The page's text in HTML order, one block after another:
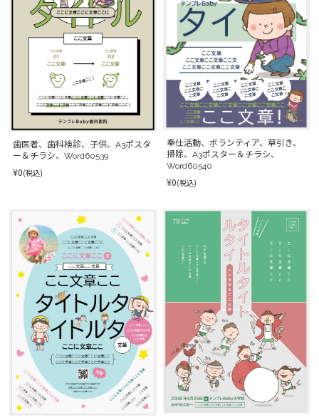
歯医者、歯科検診、子供、A3ポスタ
ー＆チラシ、Word60539
¥0(税込)
奉仕活動、ボランティア、草引き、
掃除、A3ポスター＆チラシ、
Word60540
¥0(税込)